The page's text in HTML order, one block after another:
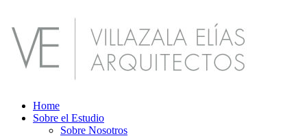
Home
Sobre el Estudio
Sobre Nosotros